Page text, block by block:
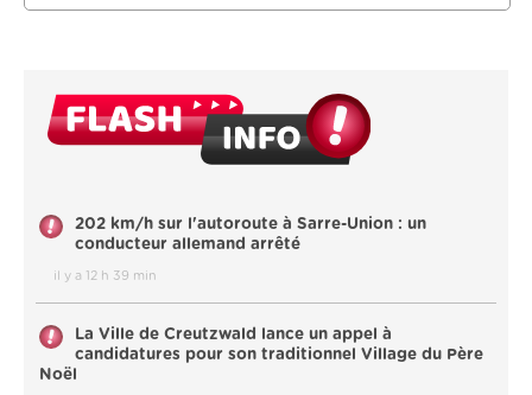
202 km/h sur l'autoroute à Sarre-Union : un
conducteur allemand arrêté
il y a 12 h 39 min
La Ville de Creutzwald lance un appel à
candidatures pour son traditionnel Village du Père
Noël